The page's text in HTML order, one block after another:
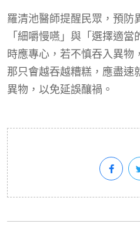
羅清池醫師提醒民眾，預防
「細嚼慢嚥」與「選擇適
時應專心，若不慎吞入異物
那只會越吞越糟糕，應盡速
異物，以免延誤釀禍。